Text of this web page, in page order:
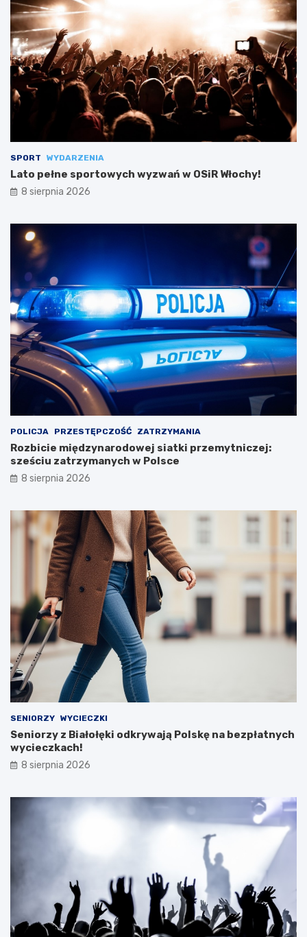
SPORT WYDARZENIA
Lato pełne sportowych wyzwań w OSiR Włochy!
8 sierpnia 2026
POLICJA PRZESTĘPCZOŚĆ ZATRZYMANIA
Rozbicie międzynarodowej siatki przemytniczej:
sześciu zatrzymanych w Polsce
8 sierpnia 2026
SENIORZY WYCIECZKI
Seniorzy z Białołęki odkrywają Polskę na bezpłatnych
wycieczkach!
8 sierpnia 2026